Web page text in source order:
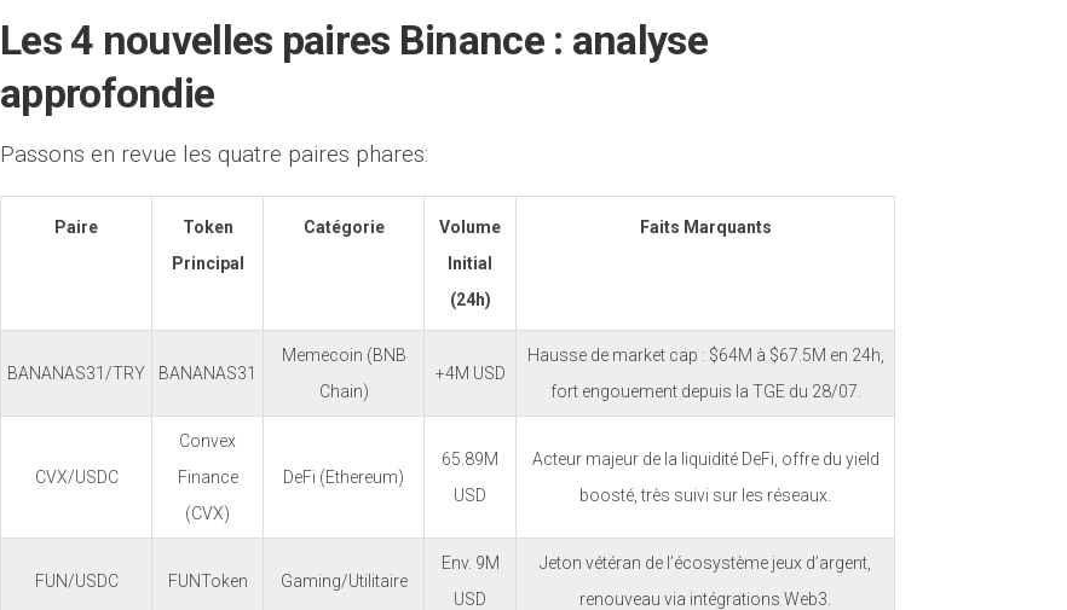
Les 4 nouvelles paires Binance : analyse
approfondie
Passons en revue les quatre paires phares:
Paire
Token
Principal
Catégorie
Volume
Initial
(24h)
Faits Marquants
BANANAS31/TRY BANANAS31
Memecoin (BNB
Chain)
+4M USD
Hausse de market cap : $64M à $67.5M en 24h,
fort engouement depuis la TGE du 28/07.
CVX/USDC
Convex
Finance
(CVX)
DeFi (Ethereum)
65.89M
USD
Acteur majeur de la liquidité DeFi, offre du yield
boosté, très suivi sur les réseaux.
FUN/USDC FUNToken Gaming/Utilitaire
Env. 9M
USD
Jeton vétéran de l’écosystème jeux d’argent,
renouveau via intégrations Web3.